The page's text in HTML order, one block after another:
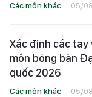
Các môn khác 05/
Xác định các
môn bóng bàn
quốc 2026
Các môn khác 05/